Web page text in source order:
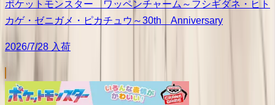
ポケットモンスター ワッペンチャーム～フシギダネ・ヒト
カゲ・ゼニガメ・ピカチュウ～30th Anniversary
2026/7/28 入荷